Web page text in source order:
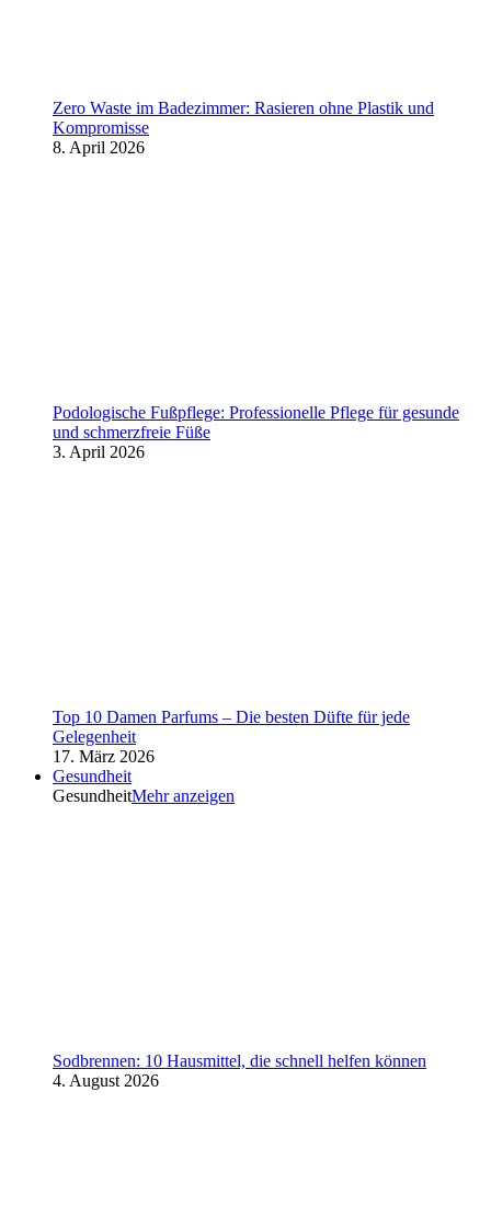
Zero Waste im Badezimmer: Rasieren ohne Plastik und
Kompromisse
8. April 2026
Podologische Fußpflege: Professionelle Pflege für gesunde
und schmerzfreie Füße
3. April 2026
Top 10 Damen Parfums – Die besten Düfte für jede
Gelegenheit
17. März 2026
Gesundheit
GesundheitMehr anzeigen
Sodbrennen: 10 Hausmittel, die schnell helfen können
4. August 2026